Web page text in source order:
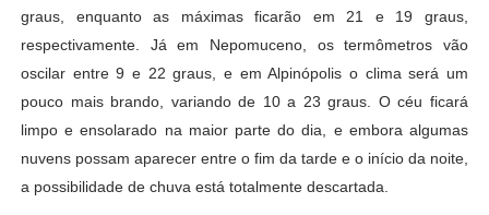
graus, enquanto as máximas ficarão em 21 e 19 graus,
respectivamente. Já em Nepomuceno, os termômetros vão
oscilar entre 9 e 22 graus, e em Alpinópolis o clima será um
pouco mais brando, variando de 10 a 23 graus. O céu ficará
limpo e ensolarado na maior parte do dia, e embora algumas
nuvens possam aparecer entre o fim da tarde e o início da noite,
a possibilidade de chuva está totalmente descartada.